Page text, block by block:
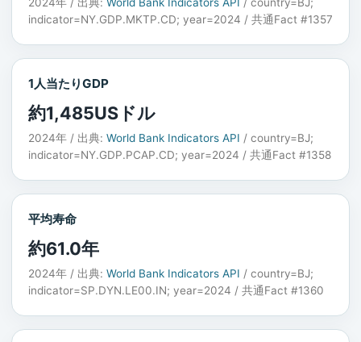
indicator=NY.GDP.MKTP.CD; year=2024 / 共通Fact #1357
1人当たりGDP
約1,485USドル
2024年 / 出典: World Bank Indicators API / country=BJ;
indicator=NY.GDP.PCAP.CD; year=2024 / 共通Fact #1358
平均寿命
約61.0年
2024年 / 出典: World Bank Indicators API / country=BJ;
indicator=SP.DYN.LE00.IN; year=2024 / 共通Fact #1360